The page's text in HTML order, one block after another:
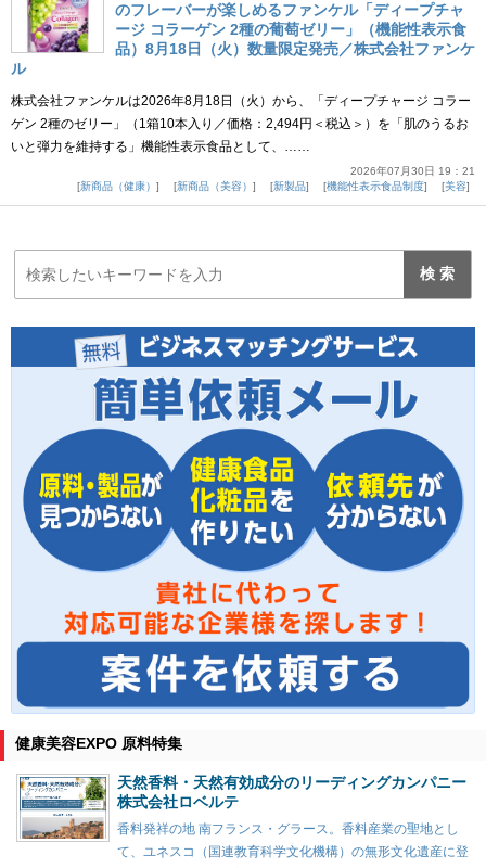
のフレーバーが楽しめるファンケル「ディープチャ
ージ コラーゲン 2種の葡萄ゼリー」（機能性表示食
品）8月18日（火）数量限定発売／株式会社ファンケ
ル
株式会社ファンケルは2026年8月18日（火）から、「ディープチャージ コラー
ゲン 2種のゼリー」（1箱10本入り／価格：2,494円＜税込＞）を「肌のうるお
いと弾力を維持する」機能性表示食品として、……
2026年07月30日 19：21
新商品（健康）
新商品（美容） 新製品 機能性表示食品制度 美容
健康美容EXPO 原料特集
天然香料・天然有効成分のリーディングカンパニー
株式会社ロベルテ
香料発祥の地 南フランス・グラース。香料産業の聖地とし
て、ユネスコ（国連教育科学文化機構）の無形文化遺産に登